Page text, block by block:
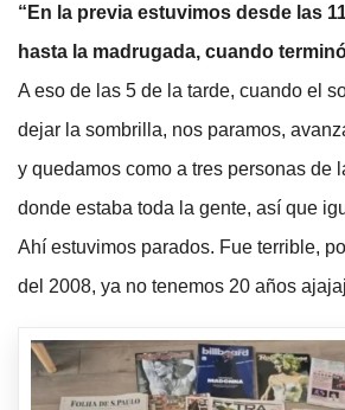
“En la previa estuvimos desde las
hasta la madrugada, cuando
A eso de las 5 de la tarde, cuando el
dejar la sombrilla, nos paramos,
y quedamos como a tres personas de
donde estaba toda la gente, así que
Ahí estuvimos parados. Fue terrible,
del 2008, ya no tenemos 20 años